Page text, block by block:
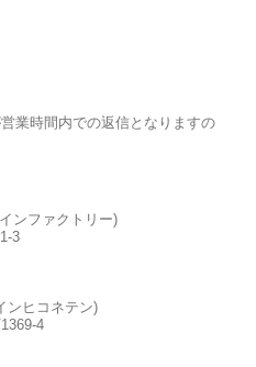
業時間内での返信となりますの
ンファクトリー)
3
ンヒコネテン)
4